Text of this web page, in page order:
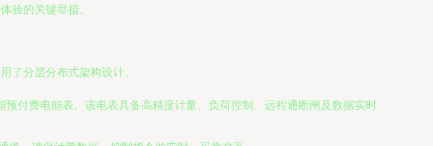
验的关键举措。
了分层分布式架构设计。
付费电能表。该电表具备高精度计量、负荷控制、远程通断闸及数据实时